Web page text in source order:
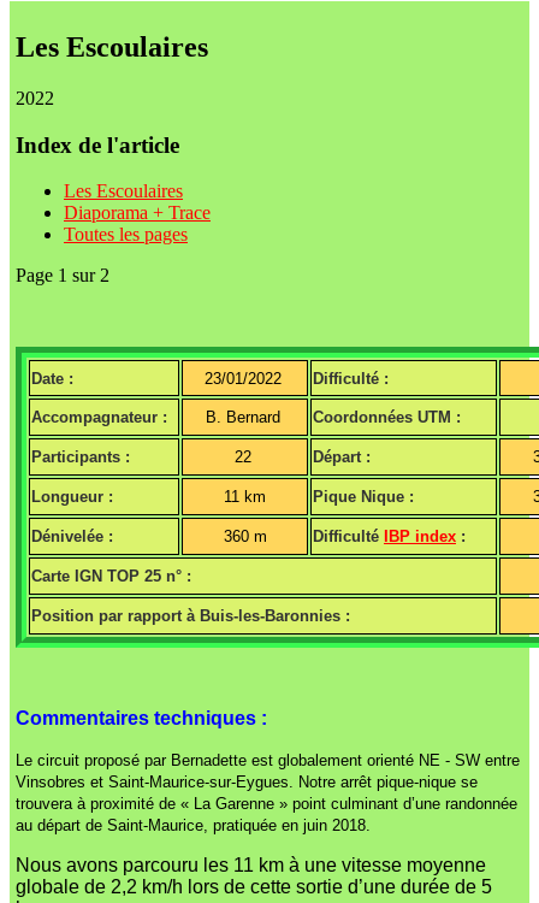
Les Escoulaires
2022
Index de l'article
Les Escoulaires
Diaporama + Trace
Toutes les pages
Page 1 sur 2
Date : 23/01/2022 Difficulté :
Accompagnateur : B. Bernard Coordonnées UTM :
Participants : 22 Départ :
Longueur : 11 km Pique Nique :
Dénivelée : 360 m Difficulté IBP index :
Carte IGN TOP 25 n° :
Position par rapport à Buis-les-Baronnies :
Commentaires techniques :
Le circuit proposé par Bernadette est globalement orienté NE - SW entre
Vinsobres et Saint-Maurice-sur-Eygues. Notre arrêt pique-nique se
trouvera à proximité de « La Garenne » point culminant d’une randonnée
au départ de Saint-Maurice, pratiquée en juin 2018.
Nous avons parcouru les 11 km à une vitesse moyenne
globale de 2,2 km/h lors de cette sortie d’une durée de 5